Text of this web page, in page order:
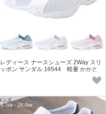
レディース ナースシューズ 2Way スリ
ッポン サンダル 16544 軽量 かかと